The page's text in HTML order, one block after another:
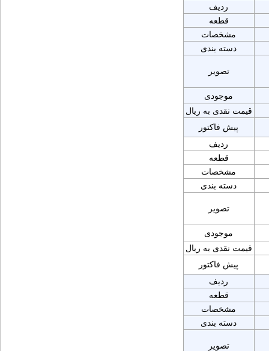
ردیف
قطعه
مشخصات
دسته بندی
تصویر
موجودی
قیمت نقدی به ریال
پیش فاکتور
ردیف
قطعه
مشخصات
دسته بندی
تصویر
موجودی
قیمت نقدی به ریال
پیش فاکتور
ردیف
قطعه
مشخصات
دسته بندی
تصویر